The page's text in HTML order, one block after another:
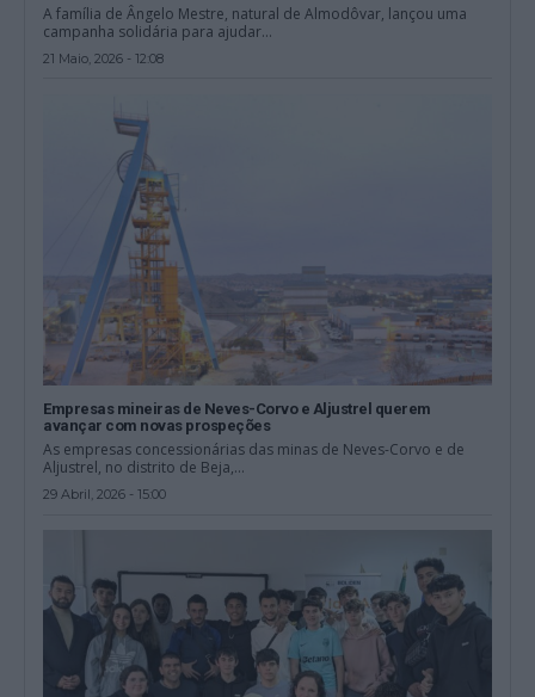
A família de Ângelo Mestre, natural de Almodôvar, lançou uma
campanha solidária para ajudar...
21 Maio, 2026 - 12:08
Empresas mineiras de Neves-Corvo e Aljustrel querem
avançar com novas prospeções
As empresas concessionárias das minas de Neves-Corvo e de
Aljustrel, no distrito de Beja,...
29 Abril, 2026 - 15:00